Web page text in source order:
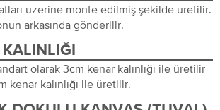
üzerine monte edilmiş şekilde üretilir.
arkasında gönderilir.
olarak 3cm kenar kalınlığı ile üretilir
kenar kalınlığı ile üretilir.